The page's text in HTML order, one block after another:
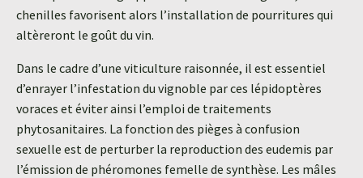
chenilles favorisent alors l’installation de pourritures qui
altèreront le goût du vin.
Dans le cadre d’une viticulture raisonnée, il est essentiel
d’enrayer l’infestation du vignoble par ces lépidoptères
voraces et éviter ainsi l’emploi de traitements
phytosanitaires. La fonction des pièges à confusion
sexuelle est de perturber la reproduction des eudemis par
l’émission de phéromones femelle de synthèse. Les mâles